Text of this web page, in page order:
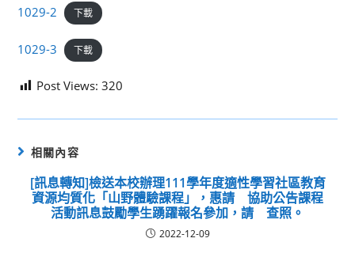
1029-2 下載
1029-3 下載
Post Views: 320
相關內容
[訊息轉知]檢送本校辦理111學年度適性學習社區教育
資源均質化「山野體驗課程」，惠請 協助公告課程
活動訊息鼓勵學生踴躍報名參加，請 查照。
2022-12-09